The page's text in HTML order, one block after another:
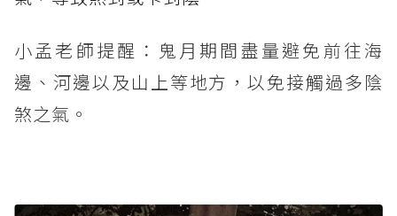
小孟老師提醒：鬼月期間盡量避免前往海
邊、河邊以及山上等地方，以免接觸過多陰
煞之氣。